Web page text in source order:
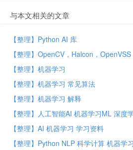
与本文相关的文章
【整理】Python AI 库
【整理】OpenCV，Halcon，
【整理】机器学习
【整理】机器学习 常见算法
【整理】机器学习 解释
【整理】人工智能AI 机器学习ML 深度
【整理】AI 机器学习 学习资料
【整理】Python NLP 科学计算 机器学